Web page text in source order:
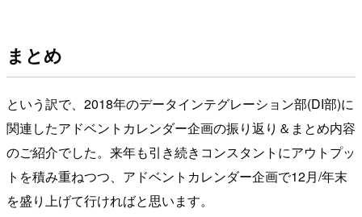
まとめ
という訳で、2018年のデータインテグレーション部(DI部)に
関連したアドベントカレンダー企画の振り返り＆まとめ内容
のご紹介でした。来年も引き続きコンスタントにアウトプッ
トを積み重ねつつ、アドベントカレンダー企画で12月/年末
を盛り上げて行ければと思います。